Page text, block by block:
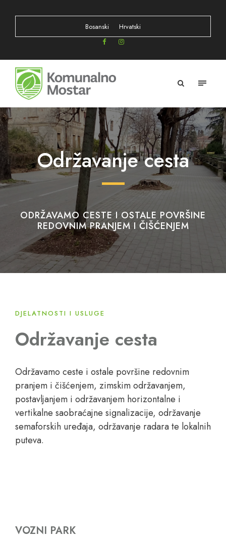
Bosanski Hrvatski
Održavanje cesta
ODRŽAVAMO CESTE I OSTALE POVRŠINE
REDOVNIM PRANJEM I ČIŠĆENJEM
DJELATNOSTI I USLUGE
Održavanje cesta
Održavamo ceste i ostale površine redovnim
pranjem i čišćenjem, zimskim održavanjem,
postavljanjem i održavanjem horizontalne i
vertikalne saobraćajne signalizacije, održavanje
semaforskih uređaja, održavanje radara te lokalnih
puteva.
VOZNI PARK